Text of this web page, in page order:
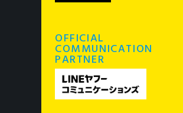
OFFICIAL
COMMUNICATION
PARTNER